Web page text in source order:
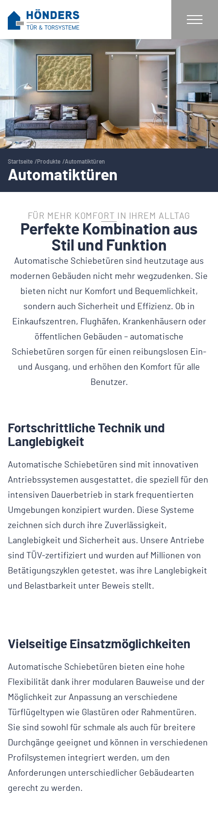
Startseite Produkte Automatiktüren
Automatiktüren
FÜR MEHR KOMFORT IN IHREM ALLTAG
Perfekte Kombination aus
Stil und Funktion
Automatische Schiebetüren sind heutzutage aus
modernen Gebäuden nicht mehr wegzudenken. Sie
bieten nicht nur Komfort und Bequemlichkeit,
sondern auch Sicherheit und Effizienz. Ob in
Einkaufszentren, Flughäfen, Krankenhäusern oder
öffentlichen Gebäuden – automatische
Schiebetüren sorgen für einen reibungslosen Ein-
und Ausgang, und erhöhen den Komfort für alle
Benutzer.
Fortschrittliche Technik und
Langlebigkeit
Automatische Schiebetüren sind mit innovativen
Antriebssystemen ausgestattet, die speziell für den
intensiven Dauerbetrieb in stark frequentierten
Umgebungen konzipiert wurden. Diese Systeme
zeichnen sich durch ihre Zuverlässigkeit,
Langlebigkeit und Sicherheit aus. Unsere Antriebe
sind TÜV-zertifiziert und wurden auf Millionen von
Betätigungszyklen getestet, was ihre Langlebigkeit
und Belastbarkeit unter Beweis stellt.
Vielseitige Einsatzmöglichkeiten
Automatische Schiebetüren bieten eine hohe
Flexibilität dank ihrer modularen Bauweise und der
Möglichkeit zur Anpassung an verschiedene
Türflügeltypen wie Glastüren oder Rahmentüren.
Sie sind sowohl für schmale als auch für breitere
Durchgänge geeignet und können in verschiedenen
Profilsystemen integriert werden, um den
Anforderungen unterschiedlicher Gebäudearten
gerecht zu werden.